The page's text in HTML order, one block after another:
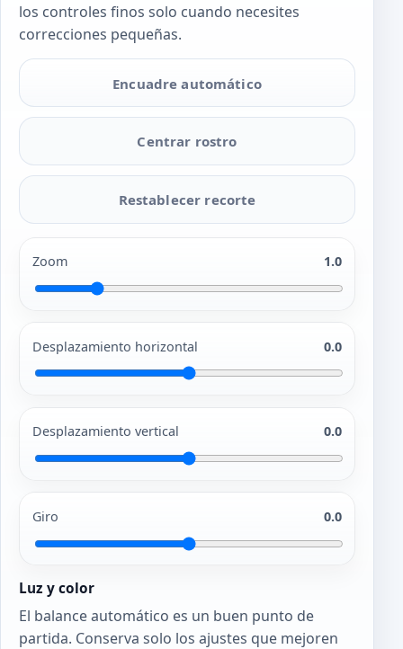
los controles finos solo cuando necesites
correcciones pequeñas.
Encuadre automático
Centrar rostro
Restablecer recorte
Zoom 1.0
Desplazamiento horizontal 0.0
Desplazamiento vertical 0.0
Giro 0.0
Luz y color
El balance automático es un buen punto de
partida. Conserva solo los ajustes que mejoren